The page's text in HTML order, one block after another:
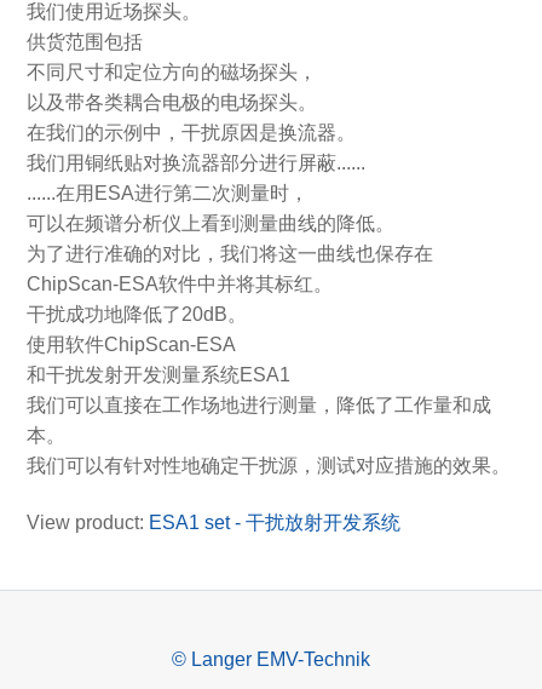
我们使用近场探头。
供货范围包括
不同尺寸和定位方向的磁场探头，
以及带各类耦合电极的电场探头。
在我们的示例中，干扰原因是换流器。
我们用铜纸贴对换流器部分进行屏蔽......
......在用ESA进行第二次测量时，
可以在频谱分析仪上看到测量曲线的降低。
为了进行准确的对比，我们将这一曲线也保存在
ChipScan-ESA软件中并将其标红。
干扰成功地降低了20dB。
使用软件ChipScan-ESA
和干扰发射开发测量系统ESA1
我们可以直接在工作场地进行测量，降低了工作量和成
本。
我们可以有针对性地确定干扰源，测试对应措施的效果。
View product: ESA1 set - 干扰放射开发系统
© Langer EMV-Technik